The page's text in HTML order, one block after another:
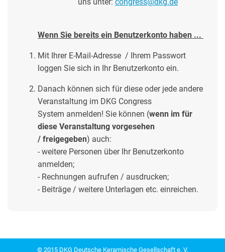
Wenn Sie bereits ein Benutzerkonto haben ...
Mit Ihrer E-Mail-Adresse / Ihrem Passwort
loggen Sie sich in Ihr Benutzerkonto ein.
Danach können sich für diese oder jede andere
Veranstaltung im DKG Congress
System anmelden! Sie können (wenn im für
diese Veranstaltung vorgesehen
/ freigegeben) auch:
- weitere Personen über Ihr Benutzerkonto
anmelden;
- Rechnungen aufrufen / ausdrucken;
- Beiträge / weitere Unterlagen etc. einreichen.
© 2015 DKG Deutsche Keramische Gesellschaft e. V.